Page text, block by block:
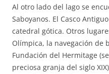
Al otro lado del lago se
Saboyanos. El Casco
catedral gótica. Otros
Olímpica, la navegación de
Fundación del Hermitage
preciosa granja del siglo